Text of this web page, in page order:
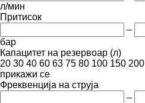
л/мин
Притисок
–
бар
Капацитет на резервоар (л)
20 30 40 60 63 75 80 100 150 200
прикажи се
Фреквенција на струја
–